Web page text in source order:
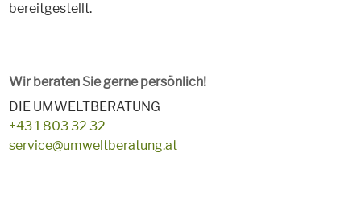
bereitgestellt.
Wir beraten Sie gerne persönlich!
DIE UMWELTBERATUNG
+43 1 803 32 32
service@umweltberatung.at